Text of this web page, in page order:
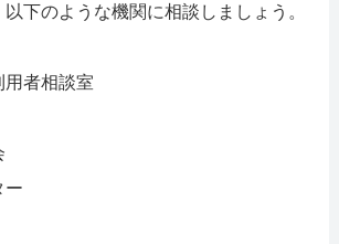
下のような機関に相談しましょう。
者相談室
ー